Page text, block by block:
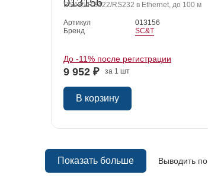
RS485/RS422/RS232 в Ethernet, до 100 м
Артикул
013156
Бренд
SC&T
До -11% после регистрации
9 952 ₽ за 1 шт
В корзину
Показать больше Выводить по